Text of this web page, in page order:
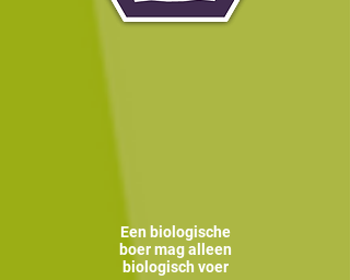
Een biologische
boer mag alleen
biologisch voer